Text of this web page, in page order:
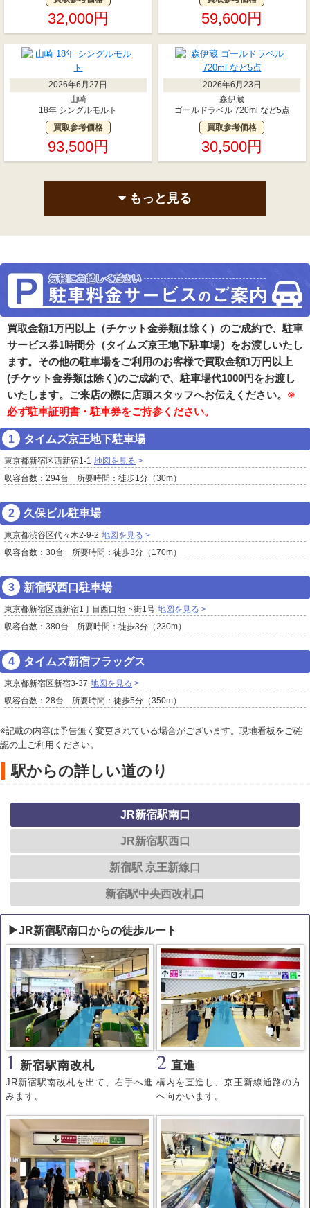
32,000円 59,600円
2026年6月27日
山崎
18年 シングルモルト
買取参考価格
93,500円
2026年6月23日
森伊蔵
ゴールドラベル 720ml など5点
買取参考価格
30,500円
もっと見る
買取金額1万円以上（チケット金券類は除く）のご成約で、駐車
サービス券1時間分（タイムズ京王地下駐車場）をお渡しいたし
ます。その他の駐車場をご利用のお客様で買取金額1万円以上
(チケット金券類は除く)のご成約で、駐車場代1000円をお渡し
いたします。ご来店の際に店頭スタッフへお伝えください。 ※
必ず駐車証明書・駐車券をご持参ください。
タイムズ京王地下駐車場
東京都新宿区西新宿1-1
地図を見る
収容台数：294台 所要時間：徒歩1分（30m）
久保ビル駐車場
東京都渋谷区代々木2-9-2 地図を見る
収容台数：30台 所要時間：徒歩3分（170m）
新宿駅西口駐車場
東京都新宿区西新宿1丁目西口地下街1号 地図を見る
収容台数：380台 所要時間：徒歩3分（230m）
タイムズ新宿フラッグス
東京都新宿区新宿3-37 地図を見る
収容台数：28台 所要時間：徒歩5分（350m）
※記載の内容は予告無く変更されている場合がございます。現地看板をご確
認の上ご利用ください。
駅からの詳しい道のり
JR新宿駅南口
JR新宿駅西口
新宿駅 京王新線口
新宿駅中央西改札口
▶JR新宿駅南口からの徒歩ルート
1 新宿駅南改札
JR新宿駅南改札を出て、右手へ進
みます。
2 直進
構内を直進し、京王新線通路の方
へ向かいます。